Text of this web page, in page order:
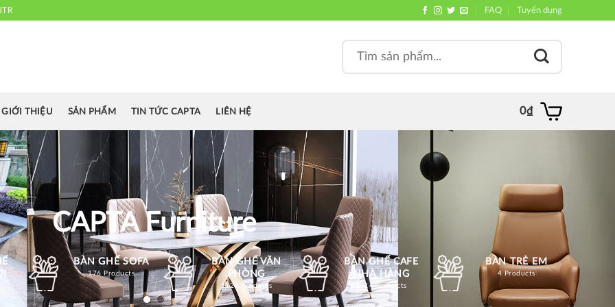
FAQ Tuyển dụng
for:
GIỚI THIỆU SẢN PHẨM TIN TỨC CAPTA LIÊN HỆ 0₫
CAPTA Furniture
BÀN GHẾ SOFA
176 Products
BÀN GHẾ VĂN
PHÒNG
1126 Products
BÀN GHẾ CAFE
NHÀ HÀNG
1214 Products
BÀN TRẺ EM
4 Products